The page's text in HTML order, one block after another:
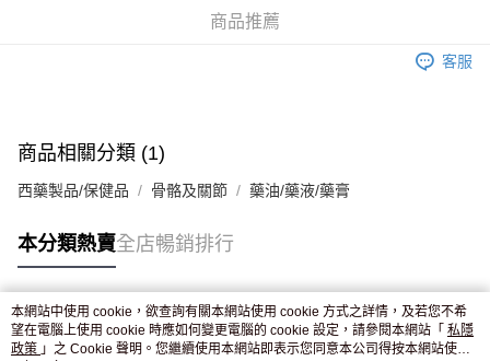
付款後門市自取，訂單確認後2-4個工作天到店，7天內取。逾期後
商品推薦
客服
商品相關分類 (1)
西藥製品/保健品 骨骼及關節 藥油/藥液/藥膏
本分類熱賣全店暢銷排行
熱門標籤
本網站中使用 cookie，欲查詢有關本網站使用 cookie 方式之詳情，及若您不希
望在電腦上使用 cookie 時應如何變更電腦的 cookie 設定，請參閱本網站「 私隱
政策 」之 Cookie 聲明。您繼續使用本網站即表示您同意本公司得按本網站使用